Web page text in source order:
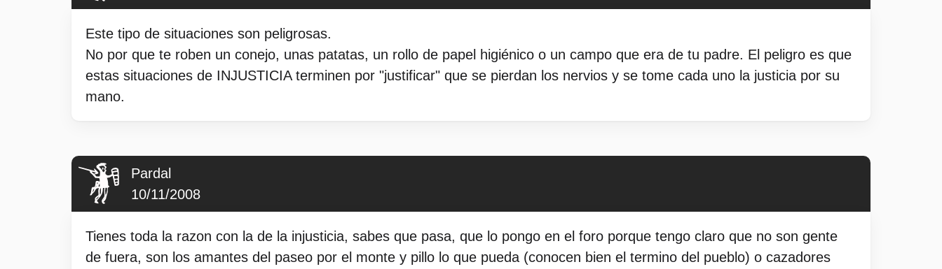
Este tipo de situaciones son peligrosas.
No por que te roben un conejo, unas patatas, un rollo de papel higiénico o un campo que era de tu padre. El peligro es que
estas situaciones de INJUSTICIA terminen por "justificar" que se pierdan los nervios y se tome cada uno la justicia por su
mano.
Pardal
10/11/2008
Tienes toda la razon con la de la injusticia, sabes que pasa, que lo pongo en el foro porque tengo claro que no son gente
de fuera, son los amantes del paseo por el monte y pillo lo que pueda (conocen bien el termino del pueblo) o cazadores